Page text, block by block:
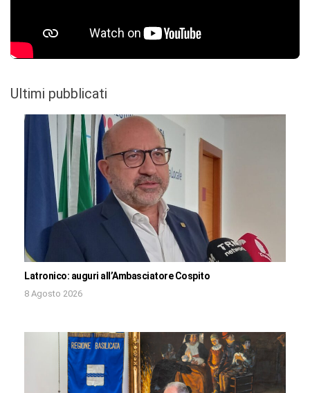
Ultimi pubblicati
Latronico: auguri all’Ambasciatore Cospito
8 Agosto 2026